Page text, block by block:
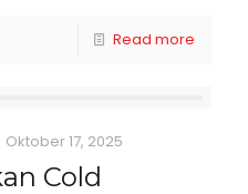
Read more
Oktober 17, 2025
Cold